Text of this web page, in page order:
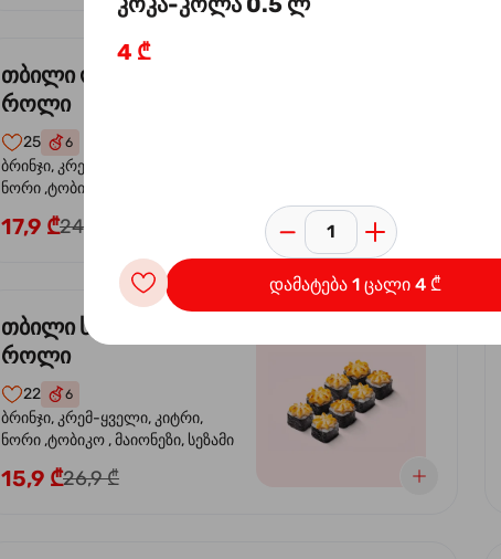
თბილი ორაგულის
როლი
25 6
ბრინჯი, კრემ-ყველი, კიტრი,
ნორი ,ტობიკო , მაიონეზი,
ფოთოლი
17,9 ₾24,9 ₾
თბილი სიყვარული
როლი
22 6
ბრინჯი, კრემ-ყველი, კიტრი,
ნორი ,ტობიკო , მაიონეზი, სეზამი
15,9 ₾26,9 ₾
4 ₾
დამატება 1 ცალი 4 ₾